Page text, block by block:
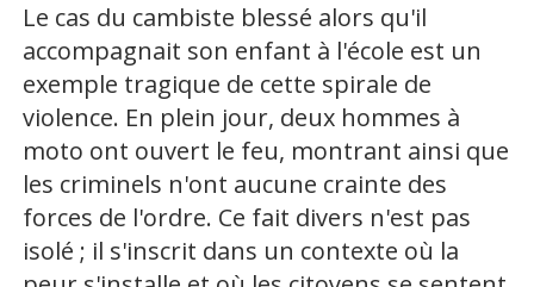
Le cas du cambiste blessé alors qu'il
accompagnait son enfant à l'école est un
exemple tragique de cette spirale de
violence. En plein jour, deux hommes à
moto ont ouvert le feu, montrant ainsi que
les criminels n'ont aucune crainte des
forces de l'ordre. Ce fait divers n'est pas
isolé ; il s'inscrit dans un contexte où la